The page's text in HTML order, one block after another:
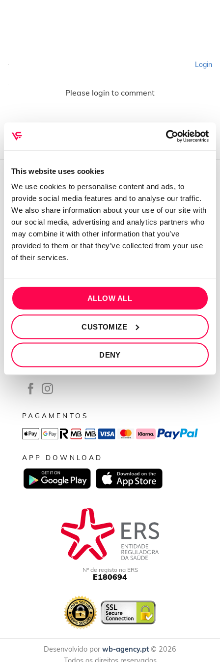
This website uses cookies
We use cookies to personalise content and ads, to
provide social media features and to analyse our traffic.
We also share information about your use of our site with
our social media, advertising and analytics partners who
may combine it with other information that you’ve
provided to them or that they’ve collected from your use
of their services.
ALLOW ALL
CUSTOMIZE
DENY
Login
Please login to comment
QUEM SOMOS
Sobre mim
Contactos
Conta cliente
Recuperar Password
Política de privacidade
Termos e condições
Resolução de conflitos
Livro de reclamações
SEGUE-NOS
PAGAMENTOS
APP DOWNLOAD
Nº de registo na ERS
E180694
Desenvolvido por wb-agency.pt© 2026